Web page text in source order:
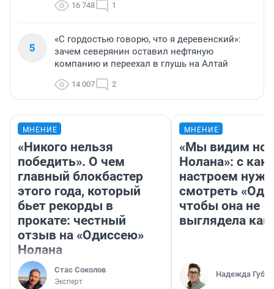
16 748 1
5
«С гордостью говорю, что я деревенский»:
зачем северянин оставил нефтяную
компанию и переехал в глушь на Алтай
14 007 2
МНЕНИЕ
«Никого нельзя
победить». О чем
главный блокбастер
этого года, который
бьет рекорды в
прокате: честный
отзыв на «Одиссею»
Нолана
Стас Соколов
Эксперт
МНЕНИЕ
«Мы видим
Нолана»: с
настроем
смотреть
чтобы она не
выглядела как
Надежда